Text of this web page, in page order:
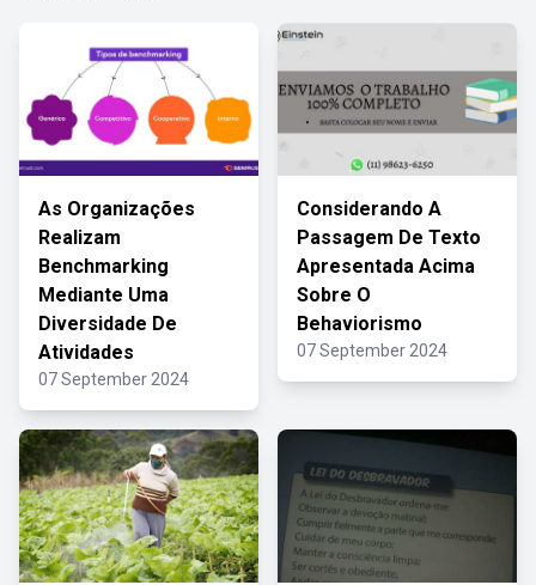
As Organizações
Realizam
Benchmarking
Mediante Uma
Diversidade De
Atividades
07 September 2024
Considerando A
Passagem De Texto
Apresentada Acima
Sobre O
Behaviorismo
07 September 2024